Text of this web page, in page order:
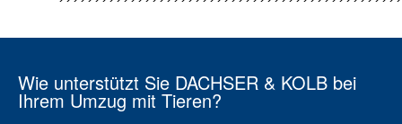
Wie unterstützt Sie DACHSER & KOLB bei
Ihrem Umzug mit Tieren?